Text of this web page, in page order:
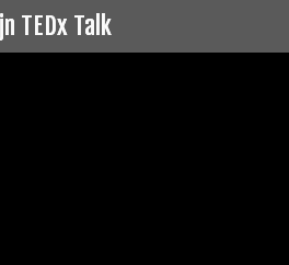
TEDx Talk